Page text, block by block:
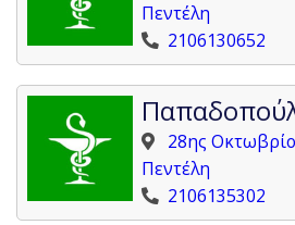
Πεντέλη
2106130652
28ης
Πεντέλη
2106135302